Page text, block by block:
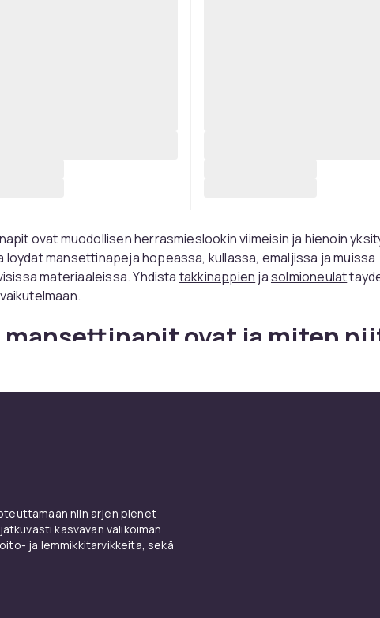
ovat muodollisen herrasmieslookin viimeisin ja hienoin
loydat mansettinapeja hopeassa, kullassa, emaljissa ja muissa
materiaaleissa. Yhdista takkinappien jasolmioneulat
mansettinapit ovat ja miten
ja puolijalokiviin.
kaikkiin muodollisiin tilaisuuksiin. Kultamallit kaiverrusten kera
tunnelman. Emaljimanssettinapit varikontrastilla tai kuvioilla
enemman persoonallisuutta.
niin arjen pienet
kasvavan valikoiman
ja lemmikkitarvikkeita, sekä